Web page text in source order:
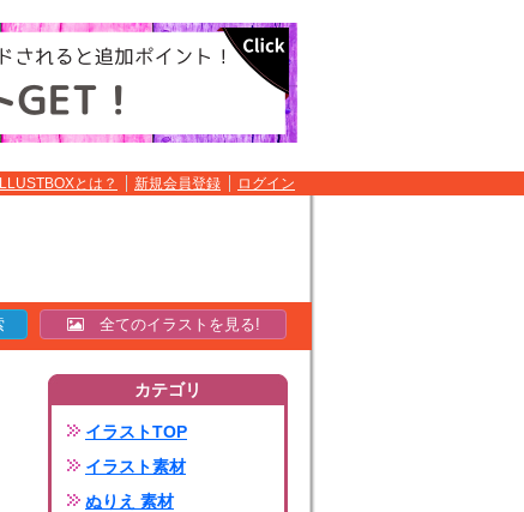
ILLUSTBOXとは？ 新規会員登録 ログイン
全てのイラストを見る!
カテゴリ
イラストTOP
イラスト素材
ぬりえ 素材